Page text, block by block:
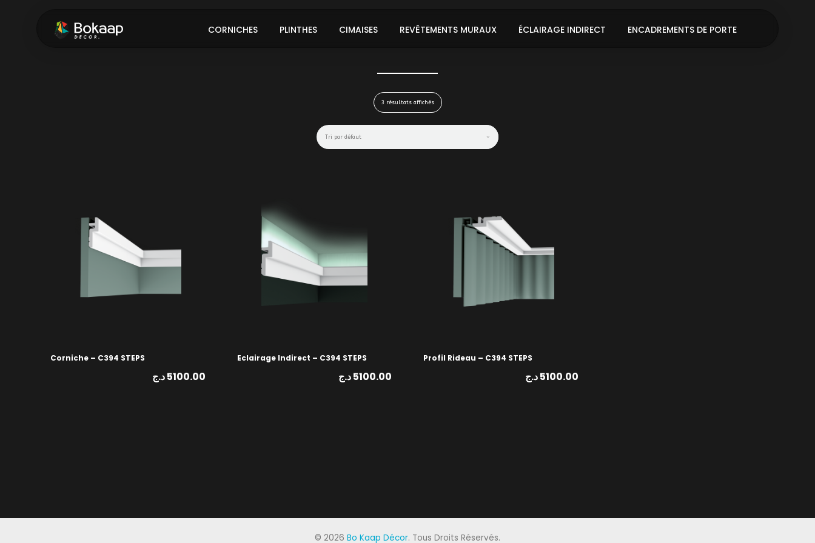
CORNICHES PLINTHES CIMAISES REVÊTEMENTS MURAUX ÉCLAIRAGE INDIRECT ENCADREMENTS DE PORTE
3 résultats affichés
Corniche – C394 STEPS
5100.00د.ج
Eclairage Indirect – C394 STEPS
5100.00د.ج
Profil Rideau – C394 STEPS
5100.00د.ج
© 2026 Bo Kaap Décor. Tous Droits Réservés.